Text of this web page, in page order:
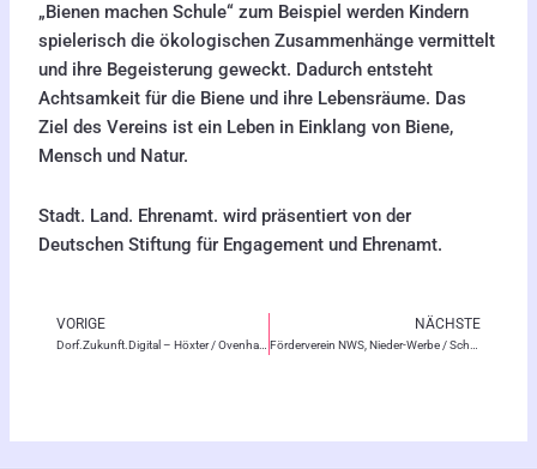
„Bienen machen Schule“ zum Beispiel werden Kindern
spielerisch die ökologischen Zusammenhänge vermittelt
und ihre Begeisterung geweckt. Dadurch entsteht
Achtsamkeit für die Biene und ihre Lebensräume. Das
Ziel des Vereins ist ein Leben in Einklang von Biene,
Mensch und Natur.
Stadt. Land. Ehrenamt. wird präsentiert von der
Deutschen Stiftung für Engagement und Ehrenamt.
Zurück
VORIGE
Dorf.Zukunft.Digital – Höxter / Ovenhausen / Bökendorf
NÄCHSTE
Förderverein NWS, Nieder-Werbe / Scheid